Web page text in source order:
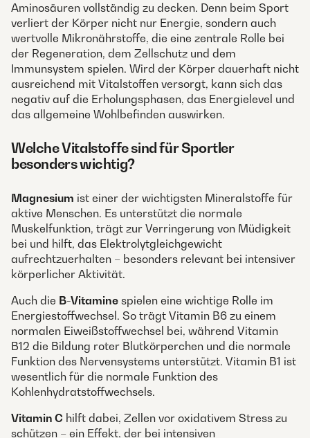
Aminosäuren vollständig zu decken. Denn beim Sport
verliert der Körper nicht nur Energie, sondern auch
wertvolle Mikronährstoffe, die eine zentrale Rolle bei
der Regeneration, dem Zellschutz und dem
Immunsystem spielen. Wird der Körper dauerhaft nicht
ausreichend mit Vitalstoffen versorgt, kann sich das
negativ auf die Erholungsphasen, das Energielevel und
das allgemeine Wohlbefinden auswirken.
Welche Vitalstoffe sind für Sportler
besonders wichtig?
Magnesium ist einer der wichtigsten Mineralstoffe für
aktive Menschen. Es unterstützt die normale
Muskelfunktion, trägt zur Verringerung von Müdigkeit
bei und hilft, das Elektrolytgleichgewicht
aufrechtzuerhalten – besonders relevant bei intensiver
körperlicher Aktivität.
Auch die B-Vitamine spielen eine wichtige Rolle im
Energiestoffwechsel. So trägt Vitamin B6 zu einem
normalen Eiweißstoffwechsel bei, während Vitamin
B12 die Bildung roter Blutkörperchen und die normale
Funktion des Nervensystems unterstützt. Vitamin B1 ist
wesentlich für die normale Funktion des
Kohlenhydratstoffwechsels.
Vitamin C hilft dabei, Zellen vor oxidativem Stress zu
schützen – ein Effekt, der bei intensiven